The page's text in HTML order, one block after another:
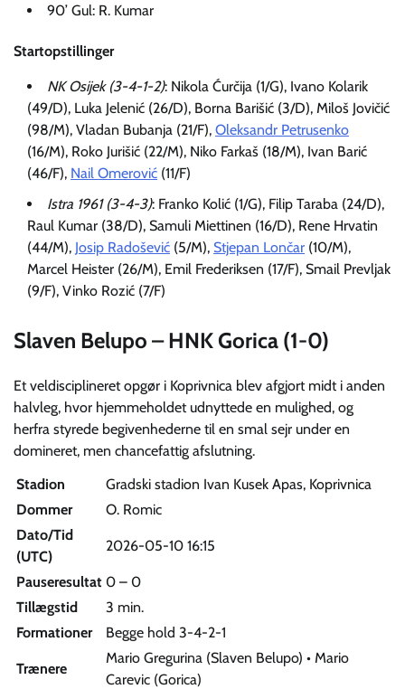
90’ Gul: R. Kumar
Startopstillinger
NK Osijek (3-4-1-2): Nikola Ćurčija (1/G), Ivano Kolarik
(49/D), Luka Jelenić (26/D), Borna Barišić (3/D), Miloš Jovičić
(98/M), Vladan Bubanja (21/F), Oleksandr Petrusenko
(16/M), Roko Jurišić (22/M), Niko Farkaš (18/M), Ivan Barić
(46/F), Nail Omerović (11/F)
Istra 1961 (3-4-3): Franko Kolić (1/G), Filip Taraba (24/D),
Raul Kumar (38/D), Samuli Miettinen (16/D), Rene Hrvatin
(44/M), Josip Radošević (5/M), Stjepan Lončar (10/M),
Marcel Heister (26/M), Emil Frederiksen (17/F), Smail Prevljak
(9/F), Vinko Rozić (7/F)
Slaven Belupo – HNK Gorica (1-0)
Et veldisciplineret opgør i Koprivnica blev afgjort midt i anden
halvleg, hvor hjemmeholdet udnyttede en mulighed, og
herfra styrede begivenhederne til en smal sejr under en
domineret, men chancefattig afslutning.
Stadion
Gradski stadion Ivan Kusek Apas, Koprivnica
Dommer
O. Romic
Dato/Tid
(UTC)
2026-05-10 16:15
Pauseresultat 0 – 0
Tillægstid
3 min.
Formationer
Begge hold 3-4-2-1
Trænere
Mario Gregurina (Slaven Belupo) • Mario
Carevic (Gorica)